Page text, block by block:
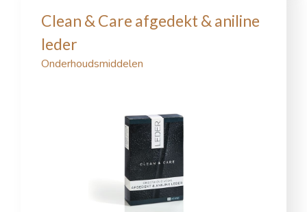
Clean & Care afgedekt & aniline
leder
Onderhoudsmiddelen